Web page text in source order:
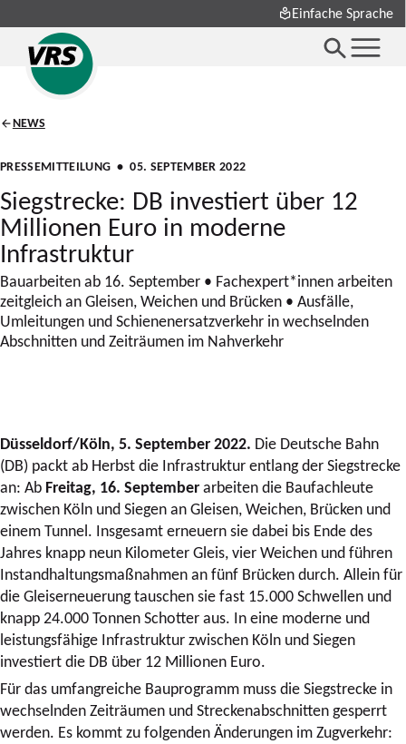
Einfache Sprache
NEWS
PRESSEMITTEILUNG • 05. SEPTEMBER 2022
Siegstrecke: DB investiert über 12
Millionen Euro in moderne
Infrastruktur
Bauarbeiten ab 16. September • Fachexpert*innen arbeiten
zeitgleich an Gleisen, Weichen und Brücken • Ausfälle,
Umleitungen und Schienenersatzverkehr in wechselnden
Abschnitten und Zeiträumen im Nahverkehr
Düsseldorf/Köln, 5. September 2022. Die Deutsche Bahn
(DB) packt ab Herbst die Infrastruktur entlang der Siegstrecke
an: Ab Freitag, 16. Septemberarbeiten die Baufachleute
zwischen Köln und Siegen an Gleisen, Weichen, Brücken und
einem Tunnel. Insgesamt erneuern sie dabei bis Ende des
Jahres knapp neun Kilometer Gleis, vier Weichen und führen
Instandhaltungsmaßnahmen an fünf Brücken durch. Allein für
die Gleiserneuerung tauschen sie fast 15.000 Schwellen und
knapp 24.000 Tonnen Schotter aus. In eine moderne und
leistungsfähige Infrastruktur zwischen Köln und Siegen
investiert die DB über 12 Millionen Euro.
Für das umfangreiche Bauprogramm muss die Siegstrecke in
wechselnden Zeiträumen und Streckenabschnitten gesperrt
werden. Es kommt zu folgenden Änderungen im Zugverkehr: